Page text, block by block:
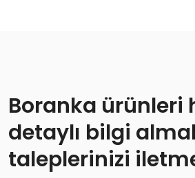
Boranka ürünleri
detaylı bilgi
taleplerinizi